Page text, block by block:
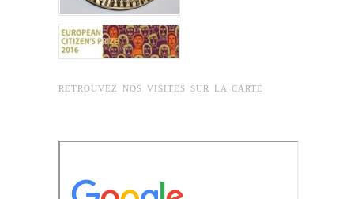
RETROUVEZ NOS VISITES SUR LA CARTE